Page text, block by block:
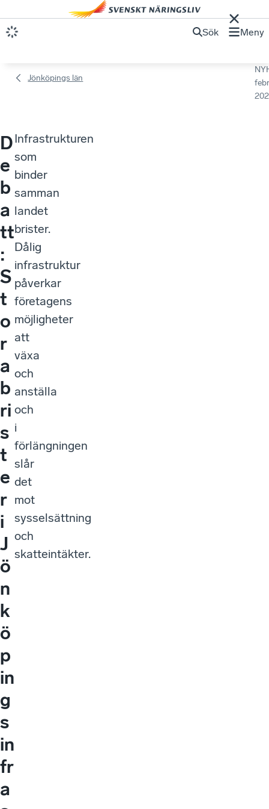
Sök Meny
Jönköpings län
D
e
b
a
tt
:
S
t
o
r
a
b
ri
s
t
e
r
i
J
ö
n
k
ö
p
in
g
s
in
fr
a
Infrastrukturen
som
binder
samman
landet
brister.
Dålig
infrastruktur
påverkar
företagens
möjligheter
att
växa
och
anställa
och
i
förlängningen
slår
det
mot
sysselsättning
och
skatteintäkter.